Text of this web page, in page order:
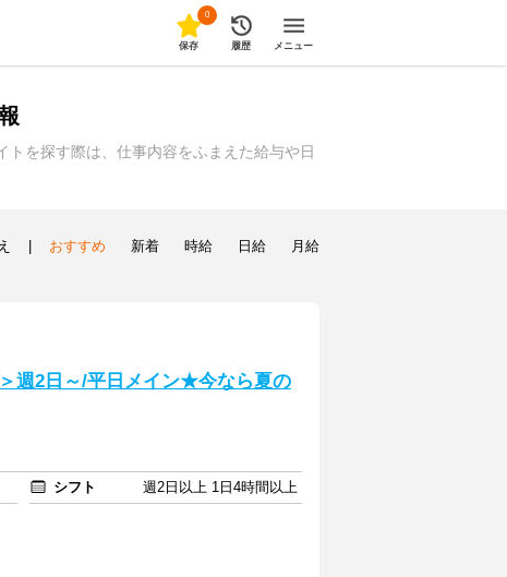
0
保存 履歴 メニュー
を探す際は、仕事内容をふまえた給与や日
おすすめ 新着 時給 日給 月給
週2日～/平日メイン★今なら夏の
シフト
週2日以上 1日4時間以上